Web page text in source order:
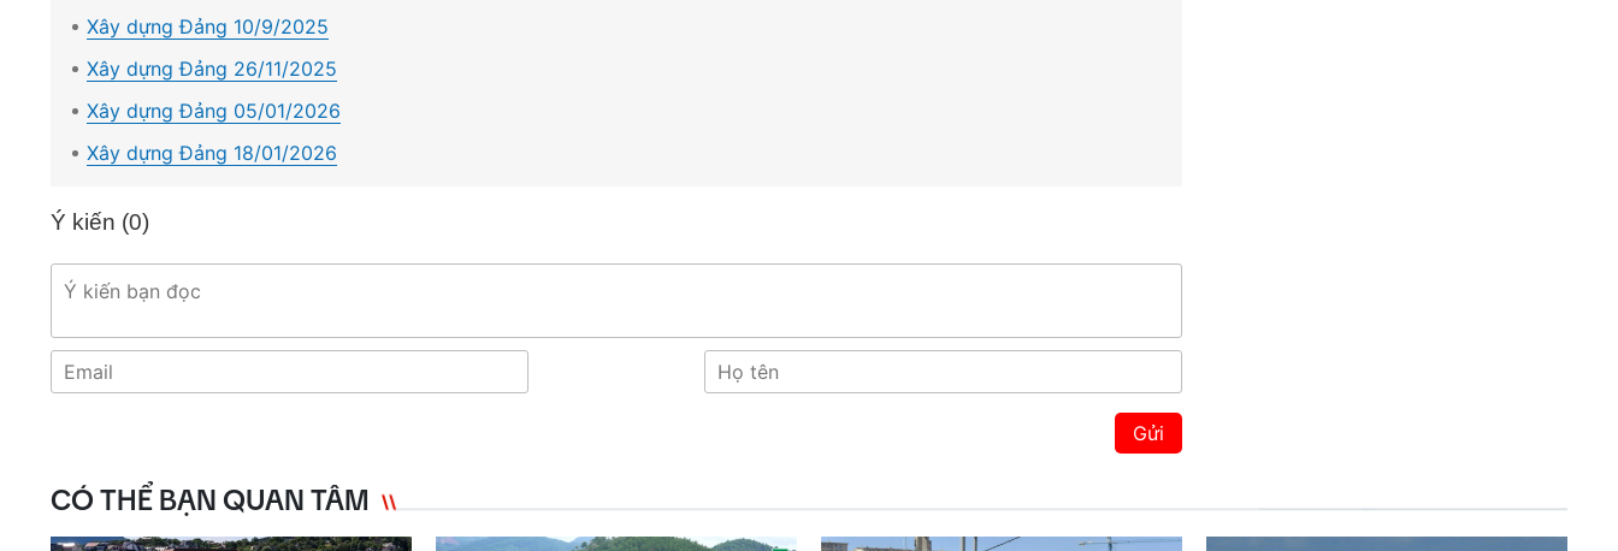
Xây dựng Đảng 10/9/2025
Xây dựng Đảng 26/11/2025
Xây dựng Đảng 05/01/2026
Xây dựng Đảng 18/01/2026
Ý kiến (0)
Gửi
CÓ THỂ BẠN QUAN TÂM